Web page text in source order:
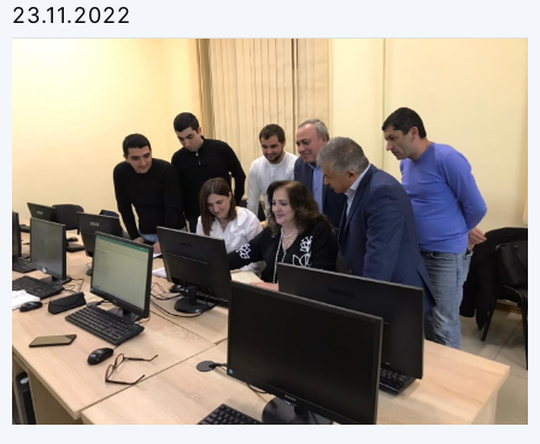
23.11.2022